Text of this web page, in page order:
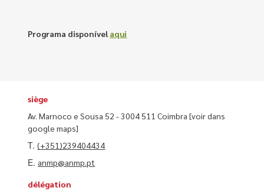
Programa disponível aqui
siège
Av. Marnoco e Sousa 52 - 3004 511 Coimbra[voir dans
google maps]
T.(+351)239404434
E. anmp@anmp.pt
délégation